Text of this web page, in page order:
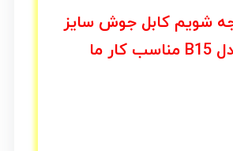
شویم کابل جوش سایز
16 متحد مدل B15 مناسب کار ما